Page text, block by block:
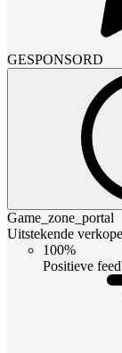
GESPONSORD
Game_zone_portal
Uitstekende
100%
Positieve